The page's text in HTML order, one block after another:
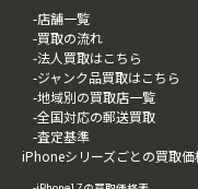
-店舗一覧
-買取の流れ
-法人買取はこちら
-ジャンク品買取はこちら
-地域別の買取店一覧
-全国対応の郵送買取
-査定基準
iPhoneシリーズごとの買取価